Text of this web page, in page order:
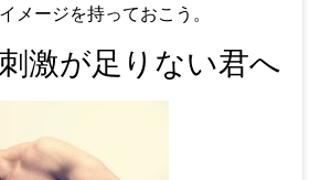
メージを持っておこう。
激が足りない君へ